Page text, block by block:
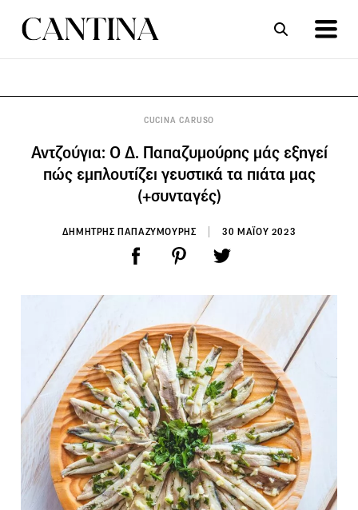
CUCINA CARUSO
Αντζούγια: Ο Δ. Παπαζυμούρης μάς εξηγεί
πώς εμπλουτίζει γευστικά τα πιάτα μας
(+συνταγές)
ΔΗΜΗΤΡΗΣ ΠΑΠΑΖΥΜΟΥΡΗΣ 30 ΜΑΪΟΥ 2023